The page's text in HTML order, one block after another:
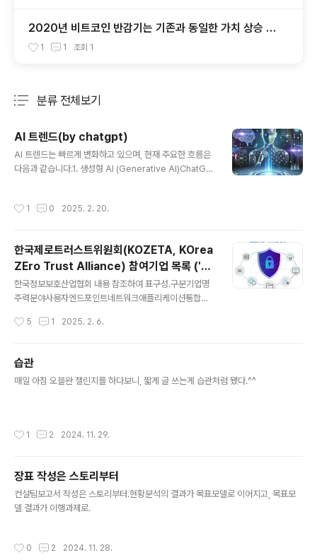
2020년 비트코인 반감기는 기존과 동일한 가치 상승 패
턴을 보일까? Nope!
1 1 조회 1
분류 전체보기
AI 트렌드(by chatgpt)
AI 트렌드는 빠르게 변화하고 있으며, 현재 주요한 흐름은
다음과 같습니다.1. 생성형 AI (Generative AI)ChatGP
에서는 고객 서비스, 콘텐츠 제작, 소프트웨어 개발 등에 활
기능 추가), Gemini, OpenAI Sora(영상 생성 AI).3. AI
와 자동화 (AI-driven Automation)RPA(Robotic Pro
cess Automation) + AI 결합으로 업무 자동화 가속화.
코드 작성, 데이터 분석, 보고서 생성 등의 자동화..
1 0 2025. 2. 20.
한국제로트러스트위원회(KOZETA, KOrea
ZEro Trust Alliance) 참여기업 목록 ('2
5.1월 기준)
한국정보보호산업협회 내용 참조하여 표구성.구분기업명
주력분야사용자엔드포인트네트워크애플리케이션통합보
조방지영상 AI마이크로세그멘테이션신뢰판단용데이터제
1지니언스OOO 2파이
오링크 OOO 3지란지교
즈OO O O 7모니터랩O
9수산아이앤티 O
10시큐어링크 O
..
5 1 2025. 2. 6.
습관
매일 아침 오블완 챌린지를 하다보니, 짧게 글 쓰는게 습관처럼 됐다.^^
1 2 2024. 11. 29.
장표 작성은 스토리부터
컨설팀보고서 작성은 스토리부터.현황분석의 결과가 목표모델로 이어지고, 목표모
델 결과가 이행과제로.
0 2 2024. 11. 28.